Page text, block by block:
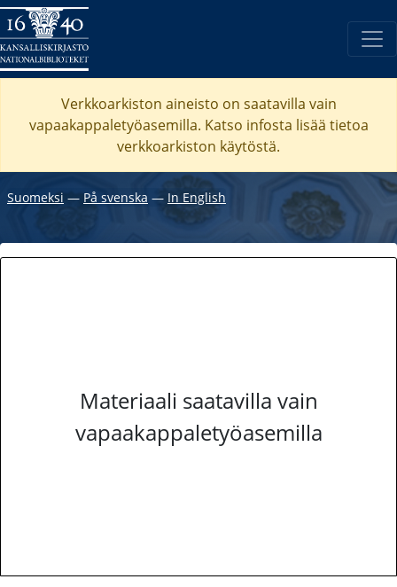
Verkkoarkiston aineisto on saatavilla vain
vapaakappaletyöasemilla. Katso infosta lisää tietoa
verkkoarkiston käytöstä.
Suomeksi ― På svenska ― In English
Materiaali saatavilla vain
vapaakappaletyöasemilla